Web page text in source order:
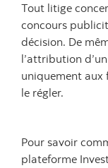
Tout litige
concours
décision. De
l’attribution
uniquement aux
le régler.
Pour savoir
plateforme